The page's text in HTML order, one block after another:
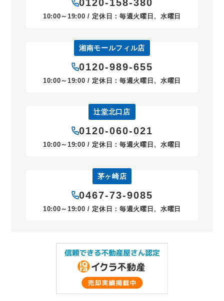
0120-158-380
10:00～19:00 / 定休日：毎週火曜日、水曜日
湘南モールフィル店
0120-989-655
10:00～19:00 / 定休日：毎週火曜日、水曜日
辻堂北口店
0120-060-021
10:00～19:00 / 定休日：毎週火曜日、水曜日
茅ヶ崎店
0467-73-9085
10:00～19:00 / 定休日：毎週火曜日、水曜日